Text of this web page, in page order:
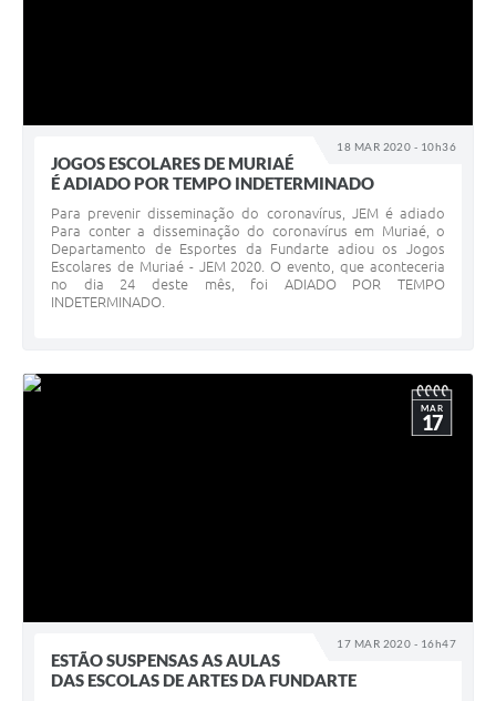
18 MAR 2020 - 10h36
JOGOS ESCOLARES DE MURIAÉ
É ADIADO POR TEMPO INDETERMINADO
Para prevenir disseminação do coronavírus, JEM é adiado
Para conter a disseminação do coronavírus em Muriaé, o
Departamento de Esportes da Fundarte adiou os Jogos
Escolares de Muriaé - JEM 2020. O evento, que aconteceria
no dia 24 deste mês, foi ADIADO POR TEMPO
INDETERMINADO.
17 MAR 2020 - 16h47
MAR
17
ESTÃO SUSPENSAS AS AULAS
DAS ESCOLAS DE ARTES DA FUNDARTE